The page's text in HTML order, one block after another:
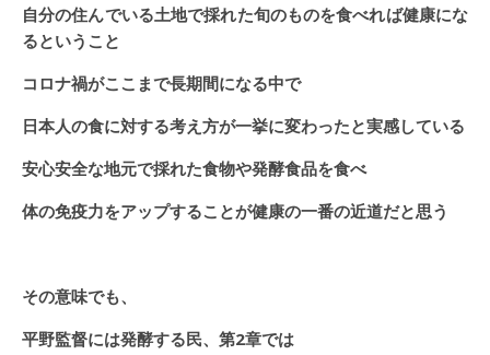
自分の住んでいる土地で採れた旬のものを食べれば健康にな
るということ
コロナ禍がここまで長期間になる中で
日本人の食に対する考え方が一挙に変わったと実感している
安心安全な地元で採れた食物や発酵食品を食べ
体の免疫力をアップすることが健康の一番の近道だと思う
その意味でも、
平野監督には発酵する民、第2章では